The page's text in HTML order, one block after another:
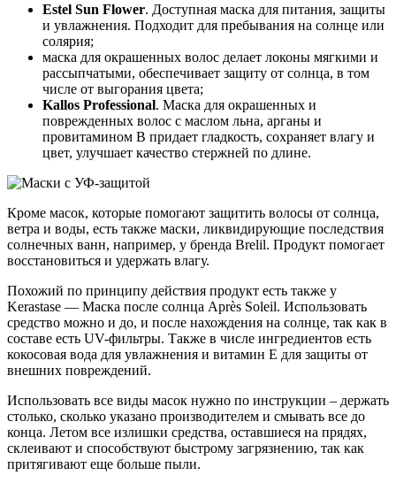
Estel Sun Flower. Доступная маска для питания, защиты
и увлажнения. Подходит для пребывания на солнце или
солярия;
маска для окрашенных волос делает локоны мягкими и
рассыпчатыми, обеспечивает защиту от солнца, в том
числе от выгорания цвета;
Kallos Professional. Маска для окрашенных и
поврежденных волос с маслом льна, арганы и
провитамином B придает гладкость, сохраняет влагу и
цвет, улучшает качество стержней по длине.
Кроме масок, которые помогают защитить волосы от солнца,
ветра и воды, есть также маски, ликвидирующие последствия
солнечных ванн, например, у бренда Brelil. Продукт помогает
восстановиться и удержать влагу.
Похожий по принципу действия продукт есть также у
Kerastase — Маска после солнца Après Soleil. Использовать
средство можно и до, и после нахождения на солнце, так как в
составе есть UV-фильтры. Также в числе ингредиентов есть
кокосовая вода для увлажнения и витамин E для защиты от
внешних повреждений.
Использовать все виды масок нужно по инструкции – держать
столько, сколько указано производителем и смывать все до
конца. Летом все излишки средства, оставшиеся на прядях,
склеивают и способствуют быстрому загрязнению, так как
притягивают еще больше пыли.